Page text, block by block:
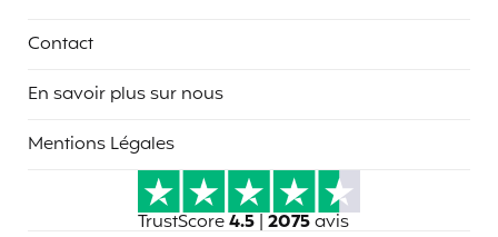
Contact
En savoir plus sur nous
Mentions Légales
TrustScore4.5 | 2075avis